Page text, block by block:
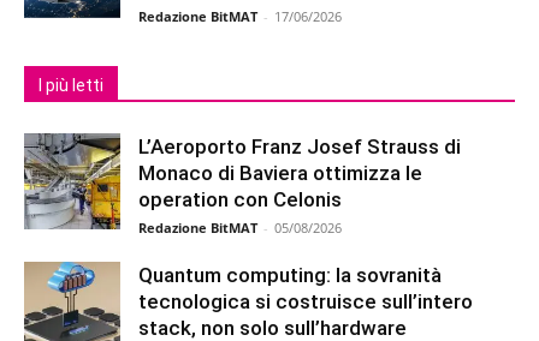
Redazione BitMAT - 17/06/2026
I più letti
L’Aeroporto Franz Josef Strauss di
Monaco di Baviera ottimizza le
operation con Celonis
Redazione BitMAT - 05/08/2026
Quantum computing: la sovranità
tecnologica si costruisce sull’intero
stack, non solo sull’hardware